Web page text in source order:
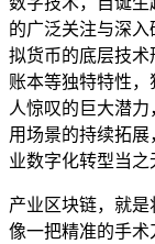
的广泛关注与深
拟货币的底层技
账本等独特特性
人惊叹的巨大潜
用场景的持续拓
业数字化转型当之
产业区块链，就
像一把精准的手术